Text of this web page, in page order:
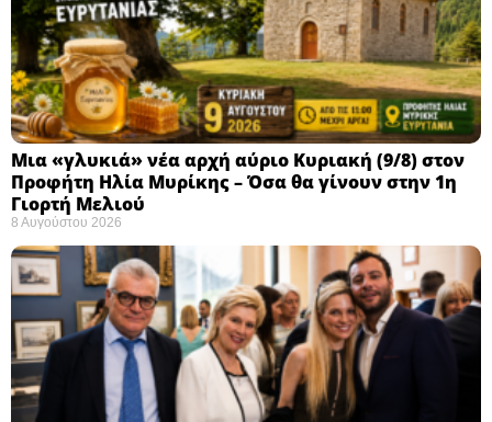
Μια «γλυκιά» νέα αρχή αύριο Κυριακή (9/8) στον
Προφήτη Ηλία Μυρίκης – Όσα θα γίνουν στην 1η
Γιορτή Μελιού
8 Αυγούστου 2026